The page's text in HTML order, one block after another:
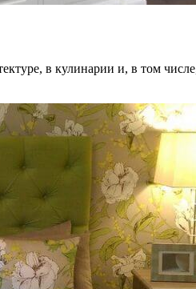
в кулинарии и, в том